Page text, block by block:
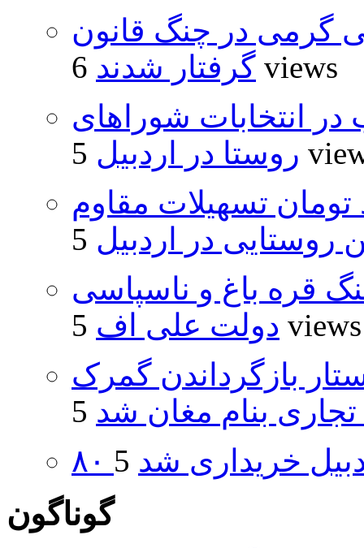
گرمی در چنگ قانون
گرفتار شدند 6 views
۵۰۰۰ داوطلب در انتخابات شوراهای
روستا در اردبیل 5
و ۴۸۰ میلیارد تومان تسهیلات مقاوم
در اردبیل
قره باغ و ناسپاسی
دولت علی اف 5 views
بازگرداندن گمرک
تجاری بنام مغان شد
خریداری شد
گوناگون